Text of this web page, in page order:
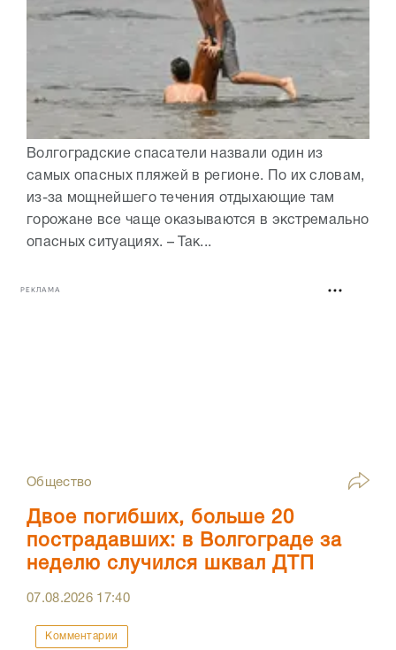
Волгоградские спасатели назвали один из
самых опасных пляжей в регионе. По их словам,
из-за мощнейшего течения отдыхающие там
горожане все чаще оказываются в экстремально
опасных ситуациях. – Так...
РЕКЛАМА
Общество
Двое погибших, больше 20
пострадавших: в Волгограде за
неделю случился шквал ДТП
07.08.2026 17:40
Комментарии